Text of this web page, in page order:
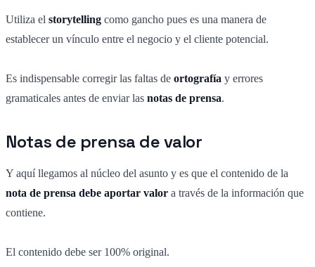
Utiliza el storytelling como gancho pues es una manera de
establecer un vínculo entre el negocio y el cliente potencial.
Es indispensable corregir las faltas de ortografía y errores
gramaticales antes de enviar las notas de prensa.
Notas de prensa de valor
Y aquí llegamos al núcleo del asunto y es que el contenido de la
nota de prensa debe aportar valor a través de la información que
contiene.
El contenido debe ser 100% original.